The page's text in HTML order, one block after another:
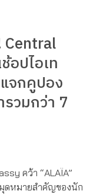
อปไอเท
จกคูปอง
วมกว่า 7